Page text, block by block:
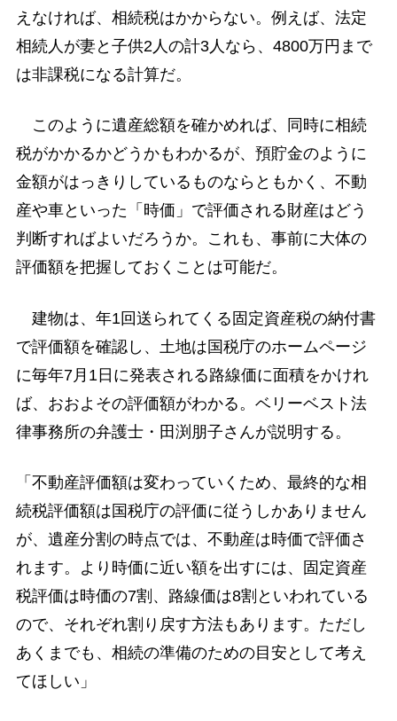
えなければ、相続税はかからない。例えば、法定
相続人が妻と子供2人の計3人なら、4800万円まで
は非課税になる計算だ。
このように遺産総額を確かめれば、同時に相続
税がかかるかどうかもわかるが、預貯金のように
金額がはっきりしているものならともかく、不動
産や車といった「時価」で評価される財産はどう
判断すればよいだろうか。これも、事前に大体の
評価額を把握しておくことは可能だ。
建物は、年1回送られてくる固定資産税の納付書
で評価額を確認し、土地は国税庁のホームページ
に毎年7月1日に発表される路線価に面積をかけれ
ば、おおよその評価額がわかる。ベリーベスト法
律事務所の弁護士・田渕朋子さんが説明する。
「不動産評価額は変わっていくため、最終的な相
続税評価額は国税庁の評価に従うしかありません
が、遺産分割の時点では、不動産は時価で評価さ
れます。より時価に近い額を出すには、固定資産
税評価は時価の7割、路線価は8割といわれている
ので、それぞれ割り戻す方法もあります。ただし
あくまでも、相続の準備のための目安として考え
てほしい」